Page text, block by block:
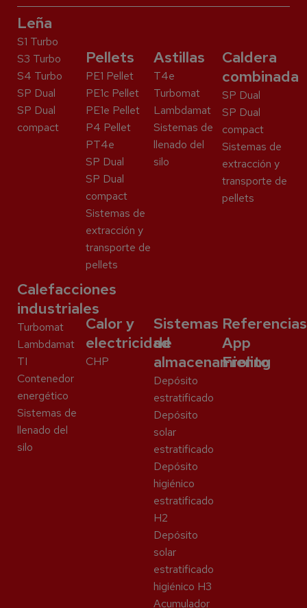
Leña
S1 Turbo
S3 Turbo
S4 Turbo
SP Dual
SP Dual
compact
Pellets
PE1 Pellet
PE1c Pellet
PE1e Pellet
P4 Pellet
PT4e
SP Dual
SP Dual
compact
Sistemas de
extracción y
transporte de
pellets
Astillas
T4e
Turbomat
Lambdamat
Sistemas de
llenado del
silo
Caldera
combinada
SP Dual
SP Dual
compact
Sistemas de
extracción y
transporte de
pellets
Calefacciones
industriales
Turbomat
Lambdamat
TI
Contenedor
energético
Sistemas de
llenado del
silo
Calor y
electricidad
CHP
Sistemas
de
almacenamiento
Depósito
estratificado
Depósito
solar
estratificado
Depósito
higiénico
estratificado
H2
Depósito
solar
estratificado
higiénico H3
Acumulador
Referencias
App
Froling